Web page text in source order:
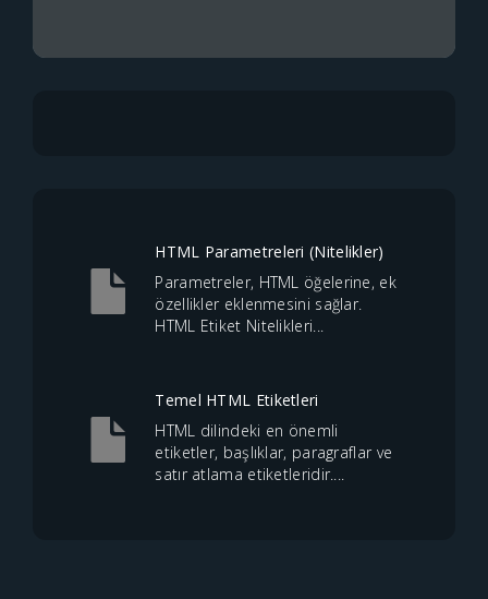
HTML Parametreleri (Nitelikler)
Parametreler, HTML öğelerine, ek
özellikler eklenmesini sağlar.
HTML Etiket Nitelikleri...
Temel HTML Etiketleri
HTML dilindeki en önemli
etiketler, başlıklar, paragraflar ve
satır atlama etiketleridir....